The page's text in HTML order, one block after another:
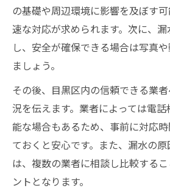
地下 漏水費用の内訳を
法
地下漏水見積もりを複数
地下漏水見積もりでよく
トラブル回避に役立つ調査の
地下漏水調査でトラブル
地下 漏水調査時に注意
調査中に発覚しやすい地
の基礎や周辺環境に影響を及ぼす
速な対応が求められます。次に、
し、安全が確保できる場合は写真
ましょう。
その後、目黒区内の信頼できる業
況を伝えます。業者によっては電
能な場合もあるため、事前に対応
ておくと安心です。また、漏水の
は、複数の業者に相談し比較する
ントとなります。